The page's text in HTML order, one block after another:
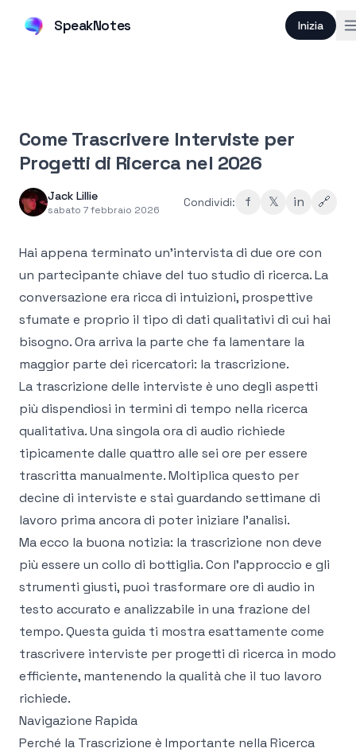
SpeakNotes Inizia
Come Trascrivere Interviste per
Progetti di Ricerca nel 2026
Jack Lillie
sabato 7 febbraio 2026
Condividi: f 𝕏 in 🔗
Hai appena terminato un'intervista di due ore con
un partecipante chiave del tuo studio di ricerca. La
conversazione era ricca di intuizioni, prospettive
sfumate e proprio il tipo di dati qualitativi di cui hai
bisogno. Ora arriva la parte che fa lamentare la
maggior parte dei ricercatori: la trascrizione.
La trascrizione delle interviste è uno degli aspetti
più dispendiosi in termini di tempo nella ricerca
qualitativa. Una singola ora di audio richiede
tipicamente dalle quattro alle sei ore per essere
trascritta manualmente. Moltiplica questo per
decine di interviste e stai guardando settimane di
lavoro prima ancora di poter iniziare l'analisi.
Ma ecco la buona notizia: la trascrizione non deve
più essere un collo di bottiglia. Con l'approccio e gli
strumenti giusti, puoi trasformare ore di audio in
testo accurato e analizzabile in una frazione del
tempo. Questa guida ti mostra esattamente come
trascrivere interviste per progetti di ricerca in modo
efficiente, mantenendo la qualità che il tuo lavoro
richiede.
Navigazione Rapida
Perché la Trascrizione è Importante nella Ricerca